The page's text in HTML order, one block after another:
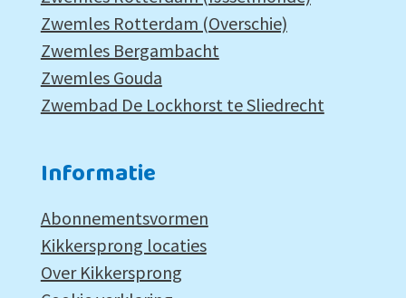
Zwemles Rotterdam (Overschie)
Zwemles Bergambacht
Zwemles Gouda
Zwembad De Lockhorst te Sliedrecht
Informatie
Abonnementsvormen
Kikkersprong locaties
Over Kikkersprong